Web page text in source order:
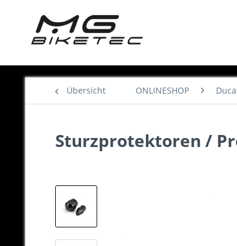
Übersicht ONLINESHOP
Sturzprotektoren /